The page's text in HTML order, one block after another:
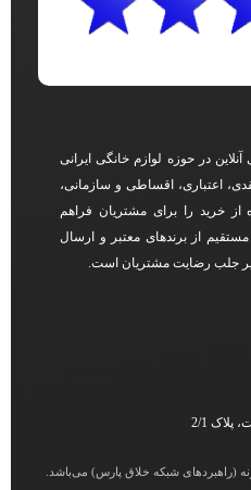
در حوزه لوازم خانگی ایرانی
اعتباری، اقساطی و سازمانی،
خرید را برای مشتریان فراهم
از برندهای معتبر و ارسال
جلب رضایت مشتریان است.
2/1
(راهبردهای شبکه خلاق پارس) می‌باشد.